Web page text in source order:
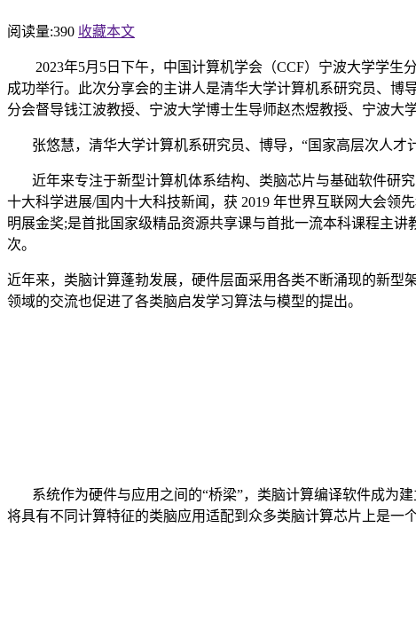
阅读量:390 收藏本文
2023年5月 5 日 下午，中国计算机学会（CCF）宁波大学学生
成功举行。此次分享会的主讲人是清华大学计算机系研究员、博
分会督导钱江波教授、宁波大学博士生导师赵杰煜教授、宁波大
张悠慧，清华大学计算机系研究员、博导， “国家高层次人才
近年来专注于新型计算机体系结构、类脑芯片与基础软件研
十大科学进展/国内十大科技新闻，获 2019 年世界互联网大会领
明展金奖;是首批国家级精品资源共享课与首批一流本科课程主
次。
近年来， 类脑计算蓬勃发展，硬件层面采用各类不断涌现的新型
领域的交流也促进了各类脑启发学习算法与模型的提出。
系统作为硬件与应用之间的“桥梁”，类脑计算编译软件成为
将具有不同计算特征的类脑应用适配到众多类脑计算芯片上是一